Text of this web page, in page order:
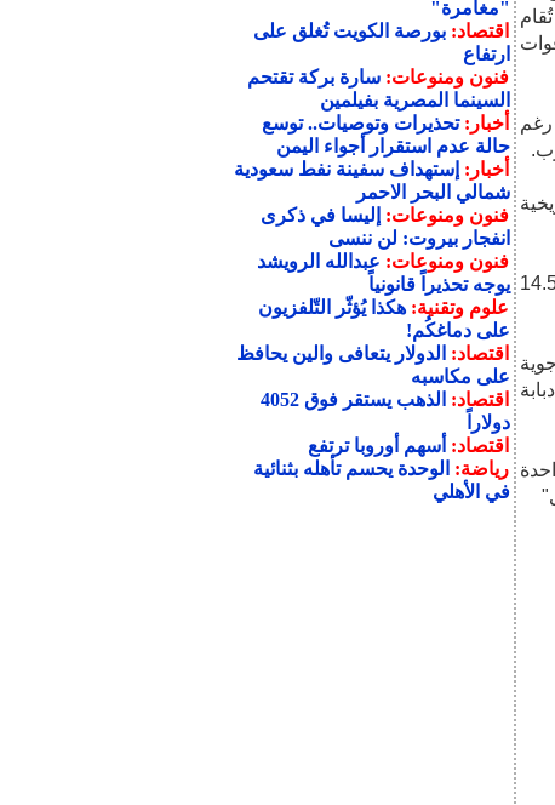
رغم
على القلعة، الواقعة قرب مدينة النبطية وعلى بعد نحو 14.5
"مغامرة"
اقتصاد:بورصة الكويت تُغلق على
ارتفاع
فنون ومنوعات:سارة بركة تقتحم
السينما المصرية بفيلمين
أخبار:تحذيرات وتوصيات.. توسع
حالة عدم استقرار أجواء اليمن
أخبار: إستهداف سفينة نفط سعودية
شمالي البحر الاحمر
فنون ومنوعات: إليسا في ذكرى
انفجار بيروت: لن ننسى
فنون ومنوعات: عبدالله الرويشد
يوجه تحذيراً قانونياً
علوم وتقنية:هكذا يُؤثّر التّلفزيون
على دماغكُم!
اقتصاد: الدولار يتعافى والين يحافظ
على مكاسبه
اقتصاد:
الذهب يستقر فوق 4052
دولاراً
اقتصاد: أسهم أوروبا ترتفع
رياضة: الوحدة يحسم تأهله بثنائية
في الأهلي